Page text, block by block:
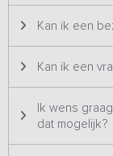
Kan ik een
Kan ik een
Ik wens
dat mogelijk?